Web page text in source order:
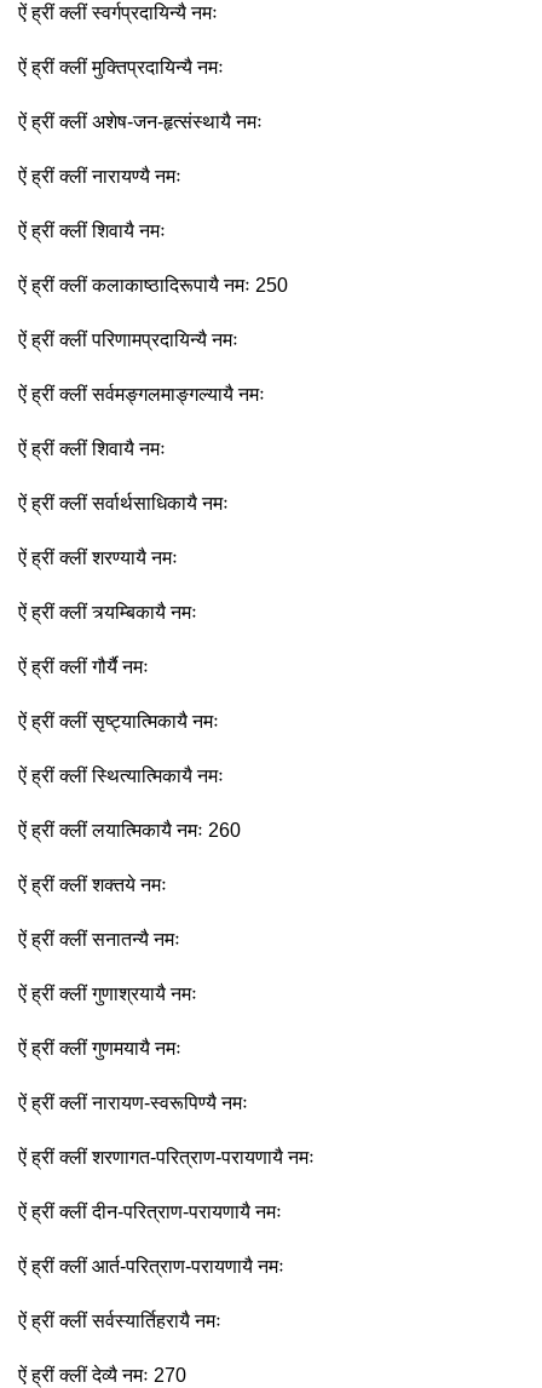
ऐं ह्रीं क्लीं स्वर्गप्रदायिन्यै नमः
ऐं ह्रीं क्लीं मुक्तिप्रदायिन्यै नमः
ऐं ह्रीं क्लीं अशेष-जन-हृत्संस्थायै नमः
ऐं ह्रीं क्लीं नारायण्यै नमः
ऐं ह्रीं क्लीं शिवायै नमः
ऐं ह्रीं क्लीं कलाकाष्ठादिरूपायै नमः 250
ऐं ह्रीं क्लीं परिणामप्रदायिन्यै नमः
ऐं ह्रीं क्लीं सर्वमङ्गलमाङ्गल्यायै नमः
ऐं ह्रीं क्लीं शिवायै नमः
ऐं ह्रीं क्लीं सर्वार्थसाधिकायै नमः
ऐं ह्रीं क्लीं शरण्यायै नमः
ऐं ह्रीं क्लीं त्र्यम्बिकायै नमः
ऐं ह्रीं क्लीं गौर्यै नमः
ऐं ह्रीं क्लीं सृष्ट्यात्मिकायै नमः
ऐं ह्रीं क्लीं स्थित्यात्मिकायै नमः
ऐं ह्रीं क्लीं लयात्मिकायै नमः 260
ऐं ह्रीं क्लीं शक्तये नमः
ऐं ह्रीं क्लीं सनातन्यै नमः
ऐं ह्रीं क्लीं गुणाश्रयायै नमः
ऐं ह्रीं क्लीं गुणमयायै नमः
ऐं ह्रीं क्लीं नारायण-स्वरूपिण्यै नमः
ऐं ह्रीं क्लीं शरणागत-परित्राण-परायणायै नमः
ऐं ह्रीं क्लीं दीन-परित्राण-परायणायै नमः
ऐं ह्रीं क्लीं आर्त-परित्राण-परायणायै नमः
ऐं ह्रीं क्लीं सर्वस्यार्तिहरायै नमः
ऐं ह्रीं क्लीं देव्यै नमः 270